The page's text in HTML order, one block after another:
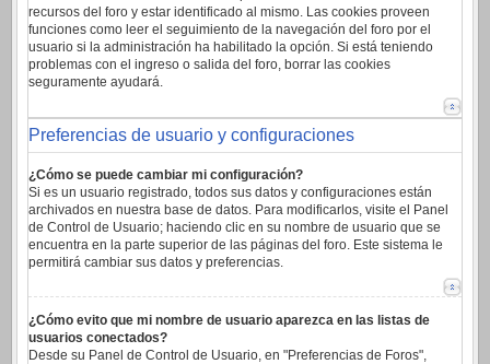
recursos del foro y estar identificado al mismo. Las cookies proveen
funciones como leer el seguimiento de la navegación del foro por el
usuario si la administración ha habilitado la opción. Si está teniendo
problemas con el ingreso o salida del foro, borrar las cookies
seguramente ayudará.
Preferencias de usuario y configuraciones
¿Cómo se puede cambiar mi configuración?
Si es un usuario registrado, todos sus datos y configuraciones están
archivados en nuestra base de datos. Para modificarlos, visite el Panel
de Control de Usuario; haciendo clic en su nombre de usuario que se
encuentra en la parte superior de las páginas del foro. Este sistema le
permitirá cambiar sus datos y preferencias.
¿Cómo evito que mi nombre de usuario aparezca en las listas de
usuarios conectados?
Desde su Panel de Control de Usuario, en "Preferencias de Foros",